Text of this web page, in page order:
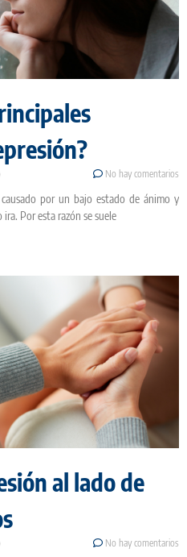
No hay comentarios
por un bajo estado de ánimo y
Por esta razón se suele
al lado de
No hay comentarios